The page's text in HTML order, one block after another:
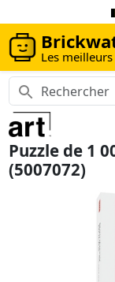
Les
Puzzle de 1
(5007072)